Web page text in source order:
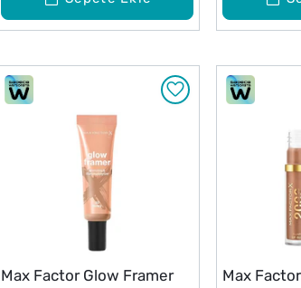
Max Factor Glow Framer
Max